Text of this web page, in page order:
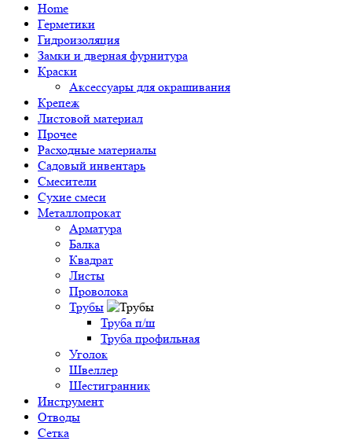
Home
Герметики
Гидроизоляция
Замки и дверная фурнитура
Краски
Аксессуары для окрашивания
Крепеж
Листовой материал
Прочее
Расходные материалы
Садовый инвентарь
Смесители
Сухие смеси
Металлопрокат
Арматура
Балка
Квадрат
Листы
Проволока
Трубы
Труба п/ш
Труба профильная
Уголок
Швеллер
Шестигранник
Инструмент
Отводы
Сетка